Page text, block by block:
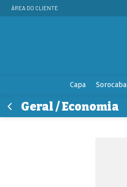
ÁREA DO CLIENTE
Capa Sorocaba
Geral / Economia